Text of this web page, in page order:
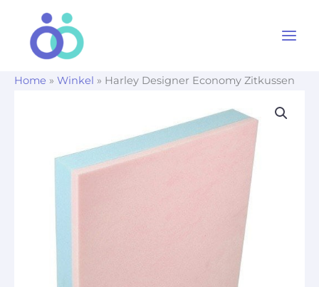
Home » Winkel » Harley Designer Economy Zitkussen